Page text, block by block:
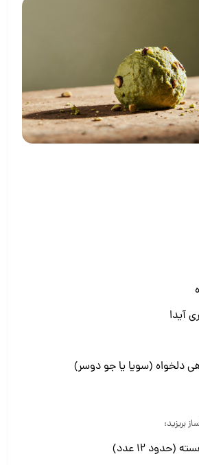
آیدا
دلخواه (سویا یا جو دوسر)
بریزید: